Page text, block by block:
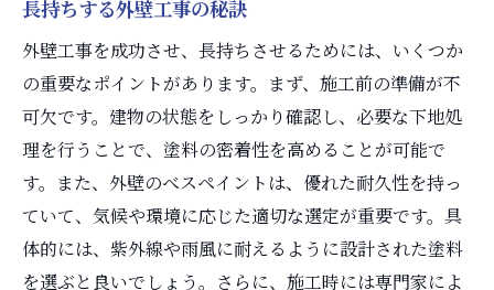
長持ちする外壁工事の秘訣
外壁工事を成功させ、長持ちさせるためには、いくつか
の重要なポイントがあります。まず、施工前の準備が不
可欠です。建物の状態をしっかり確認し、必要な下地処
理を行うことで、塗料の密着性を高めることが可能で
す。また、外壁のべスペイントは、優れた耐久性を持っ
ていて、気候や環境に応じた適切な選定が重要です。具
体的には、紫外線や雨風に耐えるように設計された塗料
を選ぶと良いでしょう。さらに、施工時には専門家によ